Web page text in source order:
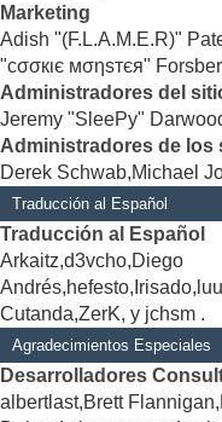
Marketing
Adish "(F.L.A.M.E.R)"
"cσσкιє мσηѕтєя"
Administradores del
Jeremy "SleePy"
Administradores de los
Derek Schwab,Michael
Traducción al Español
Traducción al Español
Arkaitz,d3vcho,Diego
Cutanda,ZerK, y jchsm .
Agradecimientos Especiales
Desarrolladores
albertlast,Brett